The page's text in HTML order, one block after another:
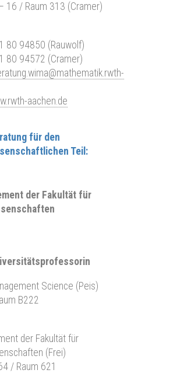
16 / Raum 313 (Cramer)
80 94850 (Rauwolf)
80 94572 (Cramer)
aachen.de
für den
Teil:
der Fakultät für
Science (Peis)
B222
der Fakultät für
(Frei)
/ Raum 621